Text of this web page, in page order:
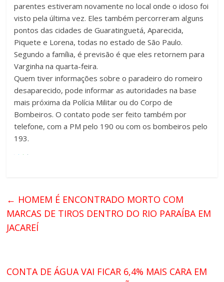
parentes estiveram novamente no local onde o idoso foi
visto pela última vez. Eles também percorreram alguns
pontos das cidades de Guaratinguetá, Aparecida,
Piquete e Lorena, todas no estado de São Paulo.
Segundo a família, é previsão é que eles retornem para
Varginha na quarta-feira.
Quem tiver informações sobre o paradeiro do romeiro
desaparecido, pode informar as autoridades na base
mais próxima da Polícia Militar ou do Corpo de
Bombeiros. O contato pode ser feito também por
telefone, com a PM pelo 190 ou com os bombeiros pelo
193.
← HOMEM É ENCONTRADO MORTO COM
MARCAS DE TIROS DENTRO DO RIO PARAÍBA EM
JACAREÍ
CONTA DE ÁGUA VAI FICAR 6,4% MAIS CARA EM